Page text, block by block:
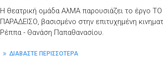
Η θεατρική ομάδα ΑλΜΑ παρουσιάζει το έργο
ΠΑΡΑΔΕΙΣΟ, βασισμένο στην επιτυχημένη
Ρέππα - Θανάση Παπαθανασίου.
ΔΙΑΒΑΣΤΕ ΠΕΡΙΣΣΟΤΕΡΑ